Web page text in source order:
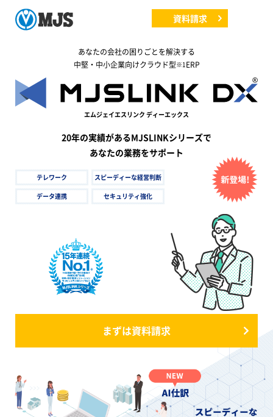
資料請求
あなたの会社の困りごとを解決する
中堅・中小企業向けクラウド型※1ERP
エムジェイエスリンク ディーエックス
20年の実績があるMJSLINKシリーズで
あなたの業務をサポート
テレワーク スピーディーな経営判断
データ連携 セキュリティ強化
まずは資料請求